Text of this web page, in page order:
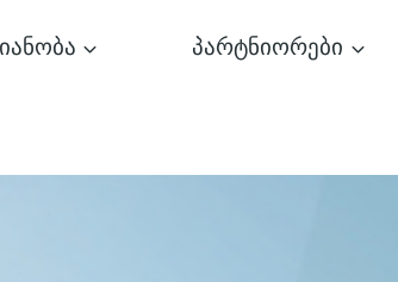
პარტნიორები